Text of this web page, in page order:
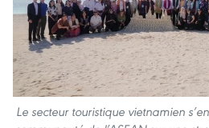
Le secteur touristique vietnamien